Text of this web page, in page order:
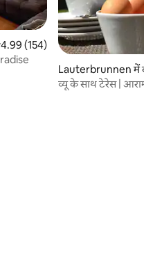
रेटिंग 5 में से 4.99, 154 समीक्षाएँ
4.99 (154)
Lauterbrunnen में
व्यू के साथ टेरेस |